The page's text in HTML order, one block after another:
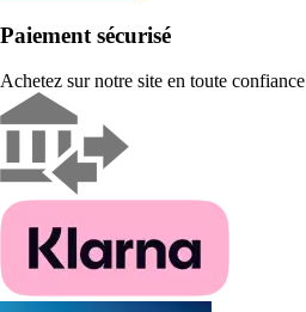
Paiement sécurisé
Achetez sur notre site en toute confiance